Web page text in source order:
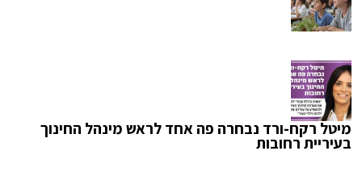
מיטל רקח-ורד נבחרה פה אחד לראש מינהל החינוך
בעיריית רחובות